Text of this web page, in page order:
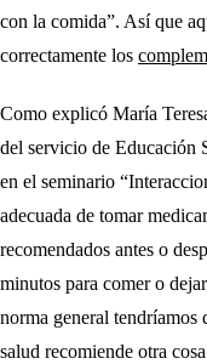
con la comida”. Así que
correctamente los
Como explicó María
del servicio de Educación
en el seminario
adecuada de tomar
recomendados antes o
minutos para comer o
norma general tendríamos
salud recomiende otra